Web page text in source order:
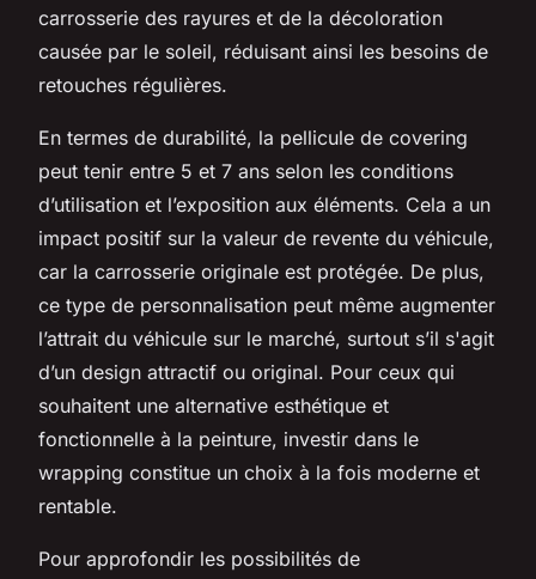
carrosserie des rayures et de la décoloration
causée par le soleil, réduisant ainsi les besoins de
retouches régulières.
En termes de durabilité, la pellicule de covering
peut tenir entre 5 et 7 ans selon les conditions
d’utilisation et l’exposition aux éléments. Cela a un
impact positif sur la valeur de revente du véhicule,
car la carrosserie originale est protégée. De plus,
ce type de personnalisation peut même augmenter
l’attrait du véhicule sur le marché, surtout s’il s'agit
d’un design attractif ou original. Pour ceux qui
souhaitent une alternative esthétique et
fonctionnelle à la peinture, investir dans le
wrapping constitue un choix à la fois moderne et
rentable.
Pour approfondir les possibilités de